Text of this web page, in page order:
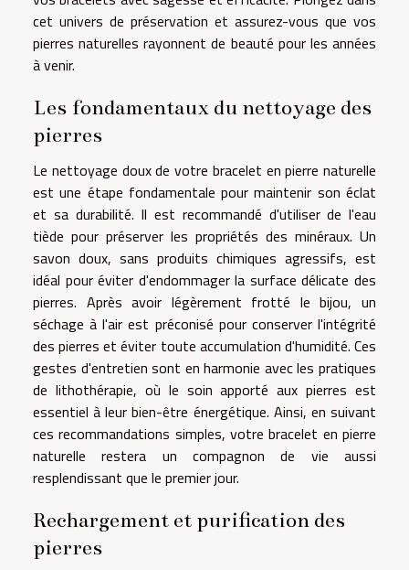
cet univers de préservation et assurez-vous que vos
pierres naturelles rayonnent de beauté pour les années
à venir.
Les fondamentaux du nettoyage des
pierres
Le nettoyage doux de votre bracelet en pierre naturelle
est une étape fondamentale pour maintenir son éclat
et sa durabilité. Il est recommandé d'utiliser de l'eau
tiède pour préserver les propriétés des minéraux. Un
savon doux, sans produits chimiques agressifs, est
idéal pour éviter d'endommager la surface délicate des
pierres. Après avoir légèrement frotté le bijou, un
séchage à l'air est préconisé pour conserver l'intégrité
des pierres et éviter toute accumulation d'humidité. Ces
gestes d'entretien sont en harmonie avec les pratiques
de lithothérapie, où le soin apporté aux pierres est
essentiel à leur bien-être énergétique. Ainsi, en suivant
ces recommandations simples, votre bracelet en pierre
naturelle restera un compagnon de vie aussi
resplendissant que le premier jour.
Rechargement et purification des
pierres